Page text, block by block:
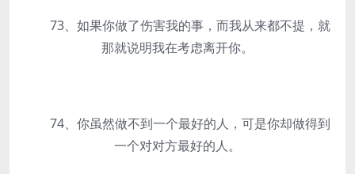
73、如果你做了伤害我的事，而我从来都不提，就
那就说明我在考虑离开你。
74、你虽然做不到一个最好的人，可是你却做得到
一个对对方最好的人。